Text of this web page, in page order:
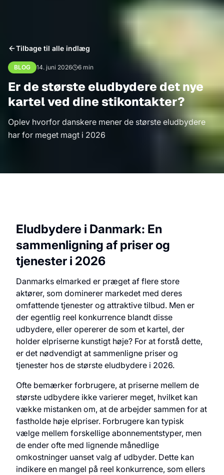
Tilbage til alle indlæg
BLOG 14. juni 2026 6 min
Er de største eludbydere det nye
kartel ved dine stikontakter?
Oplev hvorfor danskere mener de største eludbydere
har for meget magt i 2026
Eludbydere i Danmark: En
sammenligning af priser og
tjenester i 2026
Danmarks elmarked er præget af flere store
aktører, som dominerer markedet med deres
omfattende tjenester og attraktive tilbud. Men er
der egentlig reel konkurrence blandt disse
udbydere, eller opererer de som et kartel, der
holder elpriserne kunstigt høje? For at forstå dette,
er det nødvendigt at sammenligne priser og
tjenester hos de største eludbydere i 2026.
Ofte bemærker forbrugere, at priserne mellem de
største udbydere ikke varierer meget, hvilket kan
vække mistanken om, at de arbejder sammen for at
fastholde høje elpriser. Forbrugere kan typisk
vælge mellem forskellige abonnementstyper, men
de ender ofte med lignende månedlige
omkostninger uanset valg af udbyder. Dette kan
indikere en mangel på reel konkurrence, som ellers